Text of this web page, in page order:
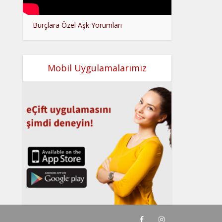
Burçlara Özel Aşk Yorumları
Mobil Uygulamalarımız